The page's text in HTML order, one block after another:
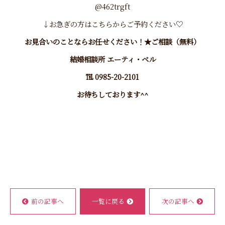
@462trgft
↓お急ぎの方はこちらからご予約ください♡
お見合いのことならお任せください！★ご相談（無料）
結婚相談所 エーティ・ベル
℡ 0985-20-2101
お待ちしております^^
前の記事へ 一覧に戻る 次の記事へ